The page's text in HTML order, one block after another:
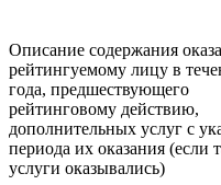
Описание содержания
рейтингуемому лицу в
года, предшествующего
рейтинговому действию,
дополнительных услуг с
периода их оказания (если
услуги оказывались)